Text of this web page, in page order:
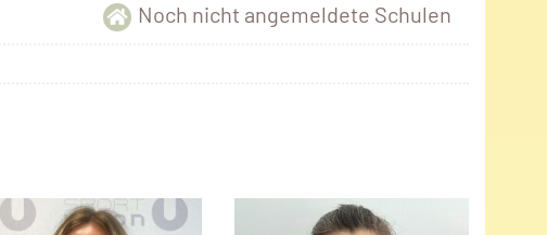
Noch nicht angemeldete Schulen